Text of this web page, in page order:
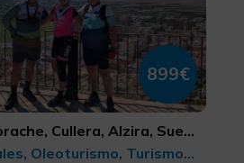
899€
VALÈNCIA, VALÈNCIA, VALÈNCIA, VALÈNCIA, VALÈNCIA, VALÈNCIA, VALÈNCIA, VALÈNCIA
Parques Naturales, Oleoturismo, Turismo activo-aventura, Turismo deportivo, Enoturismo, BTT, cicloturismo y ciclismo , Experiencias Gastronómicas l'Exquisit Mediterrani, Turismo rural y natural, Denominación de origen, Turismo cultural, Turismo cultural, Turismo gastronómico